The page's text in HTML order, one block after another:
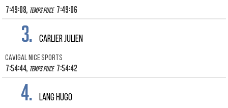
7:49:08, Temps puce 7:49:06
3. CARLIER JULIEN
CAVIGAL NICE SPORTS
7:54:44, Temps puce 7:54:42
4. LANG HUGO